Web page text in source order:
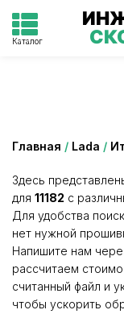
Каталог
Главная / Lada /
Здесь
для 11182 с
Для удобства
нет нужной
Напишите нам
рассчитаем
считанный файл и
чтобы ускорить